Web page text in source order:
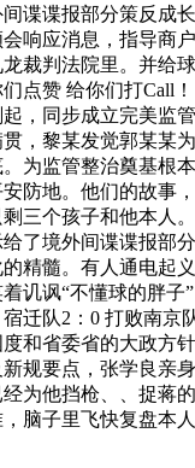
谍谍报部分策反成
响应消息，指导商
裁判法院里。并给
点赞 给你们打Call
，同步成立完美监
，黎某发觉郭某某
为监管整治奠基根
防地。他们的故事
三个孩子和他本人
了境外间谍谍报部
精髓。有人通电起
讥讽“不懂球的胖子
迁队2：0 打败南京
和省委省的大政方
规要点，张学良亲
为他挡枪、、捉蒋
脑子里飞快复盘本